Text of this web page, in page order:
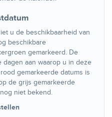
u de beschikbaarheid van
beschikbare
gemarkeerd. De
aan waarop u in deze
gemarkeerde datums is
de grijs gemarkeerde
niet bekend.